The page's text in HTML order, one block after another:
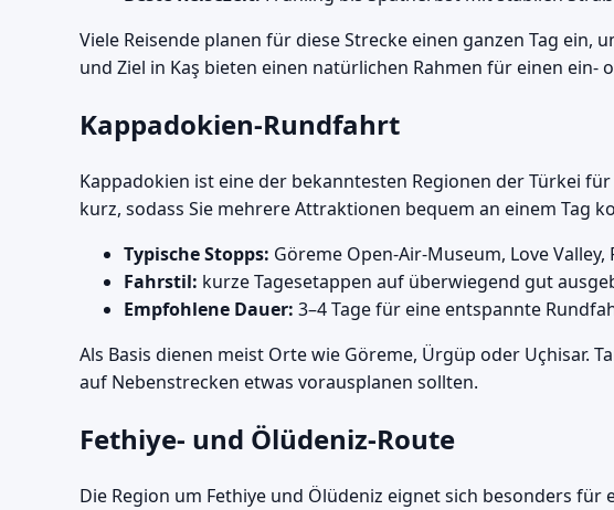
Viele Reisende planen für diese Strecke einen ganzen Tag
und Ziel in Kaş bieten einen natürlichen Rahmen für einen ein-
Kappadokien-Rundfahrt
Kappadokien ist eine der bekanntesten Regionen der Türkei
kurz, sodass Sie mehrere Attraktionen bequem an einem Tag
Typische Stopps: Göreme Open-Air-Museum, Love
Fahrstil: kurze Tagesetappen auf überwiegend gut
Empfohlene Dauer: 3–4 Tage für eine entspannte
Als Basis dienen meist Orte wie Göreme, Ürgüp oder Uçhisar.
auf Nebenstrecken etwas vorausplanen sollten.
Fethiye- und Ölüdeniz-Route
Die Region um Fethiye und Ölüdeniz eignet sich besonders